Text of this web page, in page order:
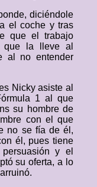
diciéndole
el coche y tras
que el trabajo
que la lleve al
al no entender
Nicky asiste al
1 al que
su hombre de
con el que
no se fía de él,
él, pues tiene
y el
su oferta, a lo